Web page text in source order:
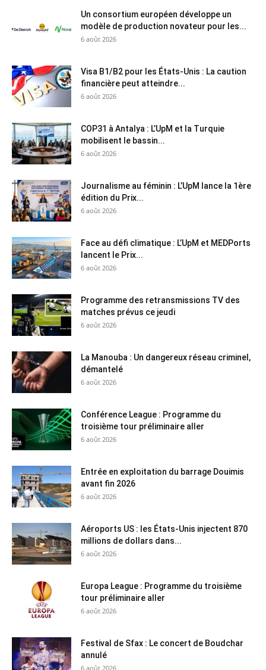
Un consortium européen développe un
modèle de production novateur pour les...
6 août 2026
Visa B1/B2 pour les États-Unis : La caution
financière peut atteindre...
6 août 2026
COP31 à Antalya : L’UpM et la Turquie
mobilisent le bassin...
6 août 2026
Journalisme au féminin : L’UpM lance la 1ère
édition du Prix...
6 août 2026
Face au défi climatique : L’UpM et MEDPorts
lancent le Prix...
6 août 2026
Programme des retransmissions TV des
matches prévus ce jeudi
6 août 2026
La Manouba : Un dangereux réseau criminel,
démantelé
6 août 2026
Conférence League : Programme du
troisième tour préliminaire aller
6 août 2026
Entrée en exploitation du barrage Douimis
avant fin 2026
6 août 2026
Aéroports US : les États-Unis injectent 870
millions de dollars dans...
6 août 2026
Europa League : Programme du troisième
tour préliminaire aller
6 août 2026
Festival de Sfax : Le concert de Boudchar
annulé
6 août 2026